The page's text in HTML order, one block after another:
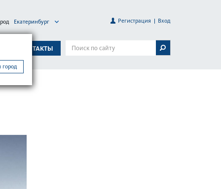
КОНТАКТЫ
город
Екатеринбург Регистрация Вход